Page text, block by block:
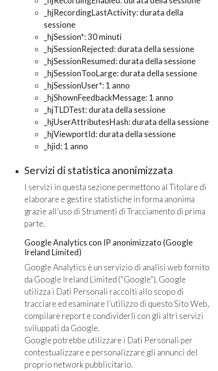
_hjRecordingLastActivity: durata della
sessione
_hjSession*: 30 minuti
_hjSessionRejected: durata della sessione
_hjSessionResumed: durata della sessione
_hjSessionTooLarge: durata della sessione
_hjSessionUser*: 1 anno
_hjShownFeedbackMessage: 1 anno
_hjTLDTest: durata della sessione
_hjUserAttributesHash: durata della sessione
_hjViewportId: durata della sessione
_hjid: 1 anno
Servizi di statistica anonimizzata
I servizi in questa sezione permettono al Titolare di
elaborare e gestire statistiche in forma anonima
grazie all’uso di Strumenti di Tracciamento di prima
parte.
Google Analytics con IP anonimizzato (Google
Ireland Limited)
Google Analytics è un servizio di analisi web fornito
da Google Ireland Limited (“Google”). Google
utilizza i Dati Personali raccolti allo scopo di
tracciare ed esaminare l’utilizzo di questo Sito Web,
compilare report e condividerli con gli altri servizi
sviluppati da Google.
Google potrebbe utilizzare i Dati Personali per
contestualizzare e personalizzare gli annunci del
proprio network pubblicitario.